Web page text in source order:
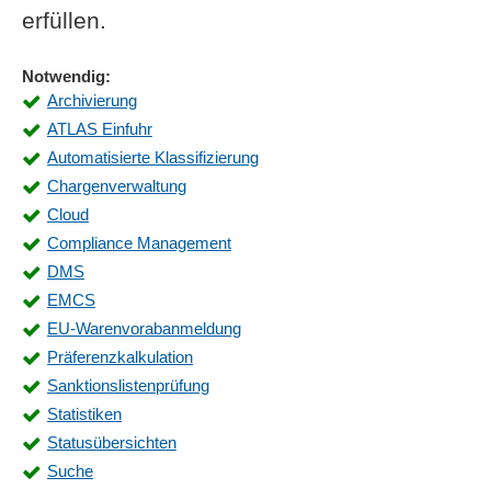
erfüllen.
Notwendig:
Archivierung
ATLAS Einfuhr
Automatisierte Klassifizierung
Chargenverwaltung
Cloud
Compliance Management
DMS
EMCS
EU-Warenvorabanmeldung
Präferenzkalkulation
Sanktionslistenprüfung
Statistiken
Statusübersichten
Suche